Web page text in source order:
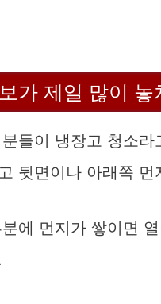
가 제일 많이 놓
들이 냉장고 청소
뒷면이나 아래쪽 먼
에 먼지가 쌓이면